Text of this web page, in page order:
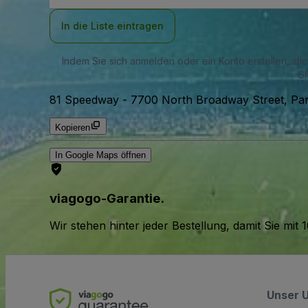
In die Liste eintragen
Indem Sie sich anmelden oder ein Konto erstellen,
81 Speedway - 7700 North Broadway Street,
Kopieren
In Google Maps öffnen
viagogo-Garantie.
Wir stehen hinter jeder Bestellung, damit Sie
Unser